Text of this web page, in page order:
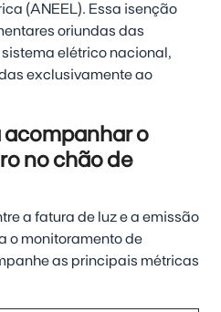
(ANEEL). Essa isenção
oriundas das
elétrico nacional,
exclusivamente ao
acompanhar o
no chão de
a fatura de luz e a emissão
o monitoramento de
as principais métricas